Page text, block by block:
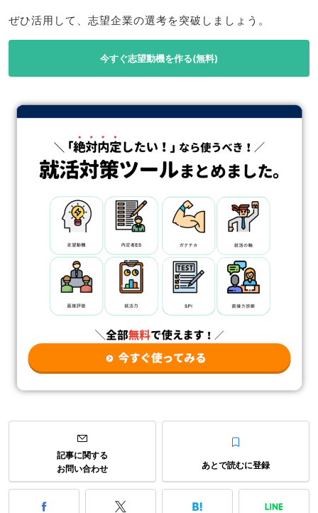
ぜひ活用して、志望企業の選考を突破しましょう。
今すぐ志望動機を作る(無料)
記事に関する
お問い合わせ
あとで読むに登録